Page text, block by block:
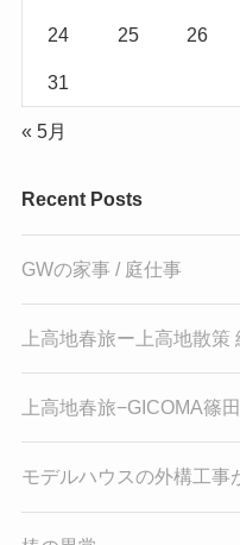
24 25 26
31
« 5月
Recent Posts
GWの家事 / 庭仕事
上高地春旅ー上高地散策
上高地春旅−GICOMA篠
モデルハウスの外構工事